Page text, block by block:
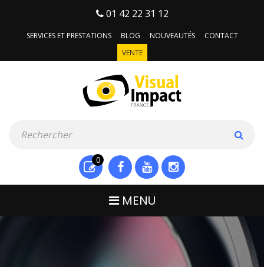
01 42 22 31 12
SERVICES ET PRESTATIONS BLOG NOUVEAUTÉS
CONTACT
VENTE
0
MENU